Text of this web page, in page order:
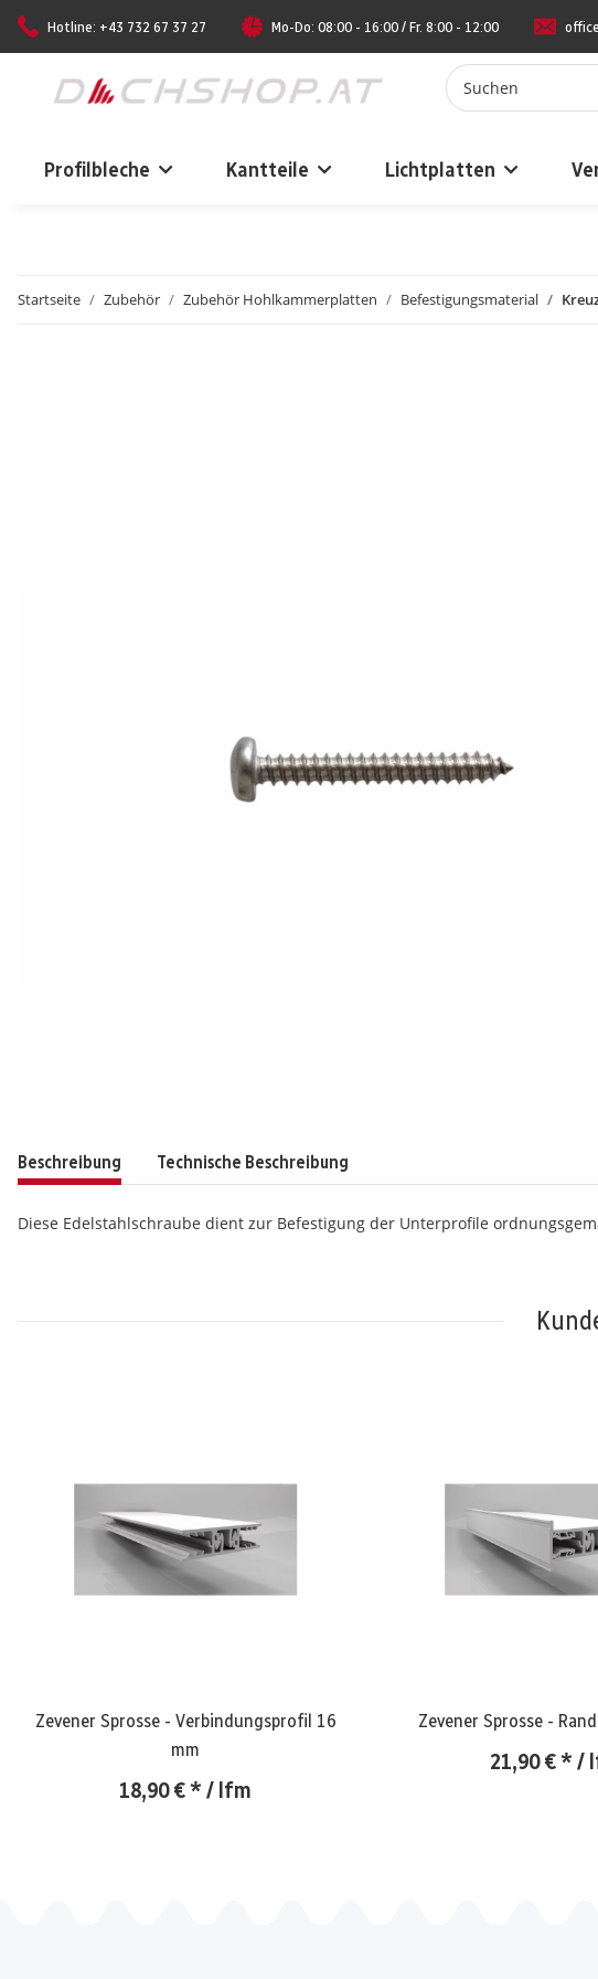
Hotline: +43 732 67 37 27 Mo-Do: 08:00 - 16:00 / Fr. 8:00 - 12:00
Profilbleche Kantteile Lichtplatten
Startseite Zubehör Zubehör Hohlkammerplatten Befestigungsmaterial
Beschreibung Technische Beschreibung
Diese Edelstahlschraube dient zur Befestigung der Unterprofile
Zevener Sprosse - Verbindungsprofil 16
mm
18,90 €* / lfm
Zevener Sprosse -
21,90 €* /